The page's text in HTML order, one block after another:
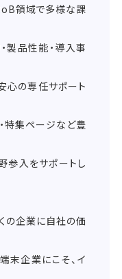
領域で多様な課
製品性能・導入事
心の専任サポート
特集ページなど豊
参入をサポートし
の企業に自社の価
末企業にこそ、イ